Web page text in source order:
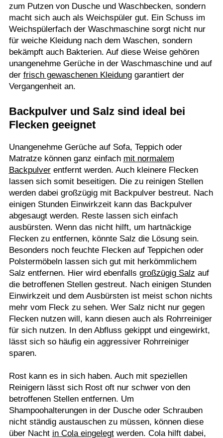
zum Putzen von Dusche und Waschbecken, sondern
macht sich auch als Weichspüler gut. Ein Schuss im
Weichspülerfach der Waschmaschine sorgt nicht nur
für weiche Kleidung nach dem Waschen, sondern
bekämpft auch Bakterien. Auf diese Weise gehören
unangenehme Gerüche in der Waschmaschine und auf
der frisch gewaschenen Kleidunggarantiert der
Vergangenheit an.
Backpulver und Salz sind ideal bei
Flecken geeignet
Unangenehme Gerüche auf Sofa, Teppich oder
Matratze können ganz einfach mit normalem
Backpulverentfernt werden. Auch kleinere Flecken
lassen sich somit beseitigen. Die zu reinigen Stellen
werden dabei großzügig mit Backpulver bestreut. Nach
einigen Stunden Einwirkzeit kann das Backpulver
abgesaugt werden. Reste lassen sich einfach
ausbürsten. Wenn das nicht hilft, um hartnäckige
Flecken zu entfernen, könnte Salz die Lösung sein.
Besonders noch feuchte Flecken auf Teppichen oder
Polstermöbeln lassen sich gut mit herkömmlichem
Salz entfernen. Hier wird ebenfalls großzügig Salz auf
die betroffenen Stellen gestreut. Nach einigen Stunden
Einwirkzeit und dem Ausbürsten ist meist schon nichts
mehr vom Fleck zu sehen. Wer Salz nicht nur gegen
Flecken nutzen will, kann diesen auch als Rohrreiniger
für sich nutzen. In den Abfluss gekippt und eingewirkt,
lässt sich so häufig ein aggressiver Rohrreiniger
sparen.
Rost kann es in sich haben. Auch mit speziellen
Reinigern lässt sich Rost oft nur schwer von den
betroffenen Stellen entfernen. Um
Shampoohalterungen in der Dusche oder Schrauben
nicht ständig austauschen zu müssen, können diese
über Nacht in Cola eingelegtwerden. Cola hilft dabei,